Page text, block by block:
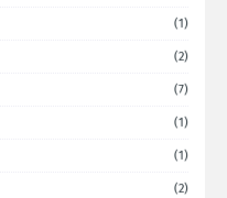
(1)
(2)
(7)
(1)
(1)
(2)